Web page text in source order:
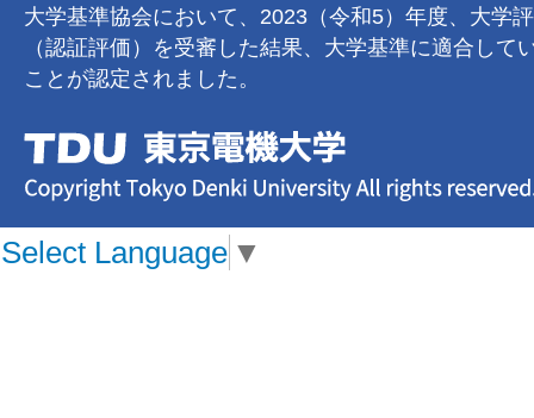
大学基準協会において、2023（令和5）年度、大学
（認証評価）を受審した結果、大学基準に適合して
ことが認定されました。
Select Language ▼